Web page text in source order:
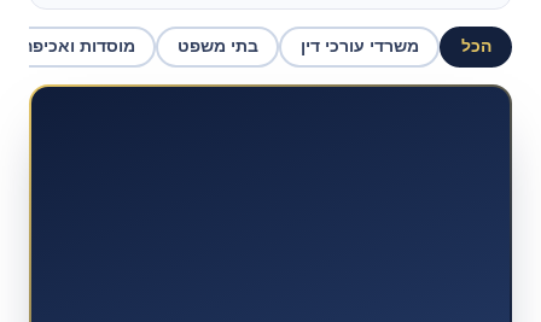
הכל משרדי עורכי דין בתי משפט מוסדות ואכיפה